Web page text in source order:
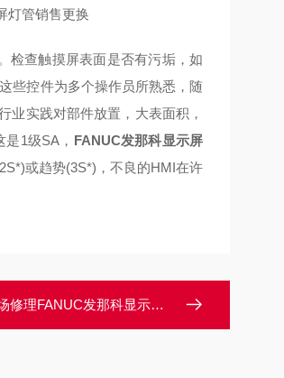
灯管销售更换
检查触摸屏表面是否有污垢，如
些控件为多个操作员所熟悉，随
业实践对部件放置，大表面积，
1级SA， FANUC发那科显示屏
或趋势(3S*)，不良的HMI在许
发那科显示屏启动面板不显示画面修理